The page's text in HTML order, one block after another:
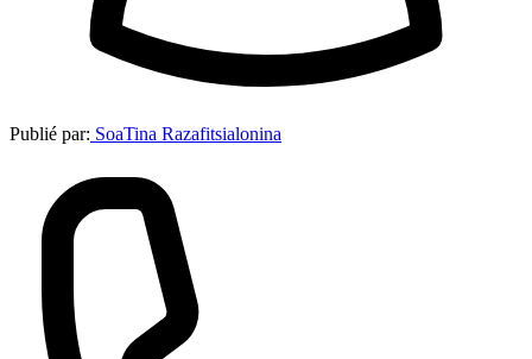
Publié par: SoaTina Razafitsialonina